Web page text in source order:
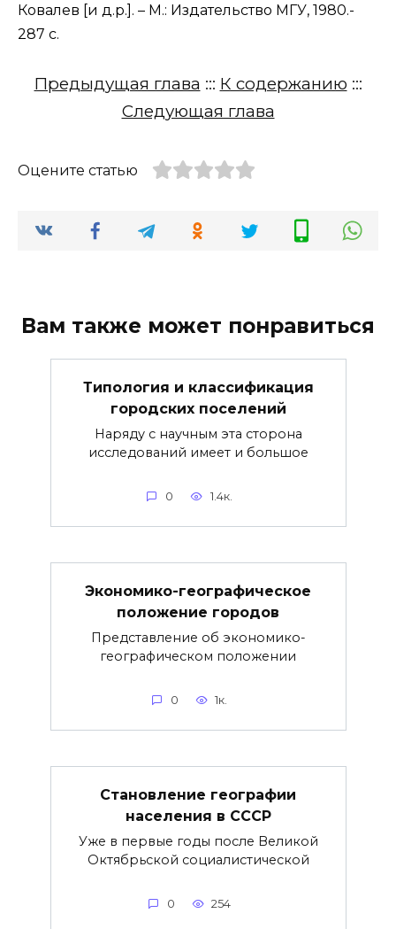
Ковалев [и д.р.]. – М.: Издательство МГУ, 1980.-
287 с.
Предыдущая глава ::: К содержанию :::
Следующая глава
Оцените статью
Вам также может понравиться
Типология и классификация
городских поселений
Наряду с научным эта сторона
исследований имеет и большое
0 1.4к.
Экономико-географическое
положение городов
Представление об экономико-
географическом положении
0 1к.
Становление географии
населения в СССР
Уже в первые годы после Великой
Октябрьской социалистической
0 254